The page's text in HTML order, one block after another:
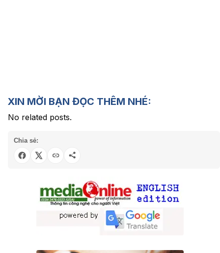
XIN MỜI BẠN ĐỌC THÊM NHÉ:
No related posts.
Chia sẻ: